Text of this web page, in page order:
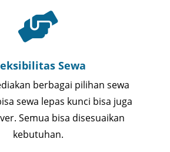

Sewa
berbagai pilihan sewa
sewa lepas kunci bisa juga
Semua bisa disesuaikan
kebutuhan.